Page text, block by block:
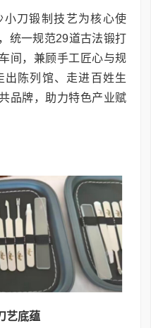
刀锻制技艺为核心使
统一规范29道古法锻打
间，兼顾手工匠心与规
陈列馆、走进百姓生
品牌，助力特色产业赋
艺底蕴